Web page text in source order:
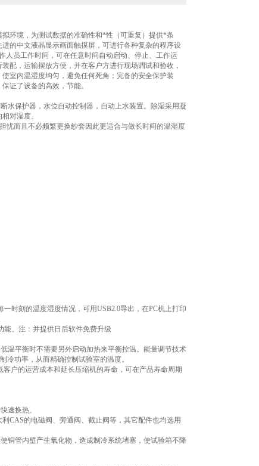
环境，为测试数据的准确性和*性（可重复）提供*条
的中文液晶显示画面触摸屏，可进行各种复杂的程序设
人员工作时间，可在任意时间自动启动、停止、工作运
配，运输摆放方便，并在客户方进行现场调试和验收，
室内温湿度均匀，避免任何死角；完备的安全保护装
证了设备的高效，节能。
水保护器，水位自动控制器，自动上水装置。除湿采用凝
对湿度。
忧而且不必频繁更换纱套因此更适合与做长时间的温湿度
时刻的温度湿度情况，可用USB2.0导出，在PC机上打印
能。注：并提供日后软件免费升级
温平衡时不需要另外启动加热来平衡控温。能量调节技术
冷功率，从而精确控制试验室的温度。
户的运营成本和延长压缩机的寿命，可在产品寿命周期
速换热。
CAS的电磁阀、旁通阀、截止阀等，其它配件也均选用
铜管内壁产生氧化物，造成制冷系统堵塞，使试验箱不降